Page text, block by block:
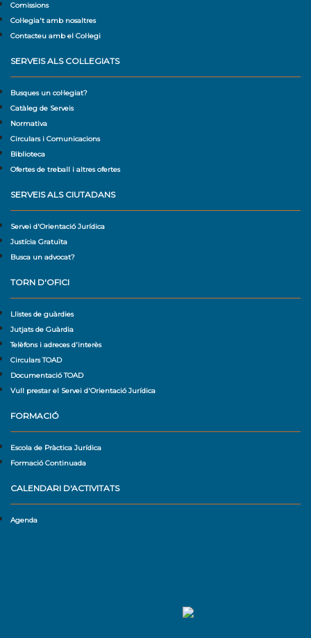
Comissions
Col·legia't amb nosaltres
Contacteu amb el Col·legi
SERVEIS ALS COL·LEGIATS
Busques un col·legiat?
Catàleg de Serveis
Normativa
Circulars i Comunicacions
Biblioteca
Ofertes de treball i altres ofertes
SERVEIS ALS CIUTADANS
Servei d'Orientació Jurídica
Justícia Gratuïta
Busca un advocat?
TORN D'OFICI
Llistes de guàrdies
Jutjats de Guàrdia
Telèfons i adreces d'interès
Circulars TOAD
Documentació TOAD
Vull prestar el Servei d'Orientació Jurídica
FORMACIÓ
Escola de Pràctica Jurídica
Formació Continuada
CALENDARI D'ACTIVITATS
Agenda